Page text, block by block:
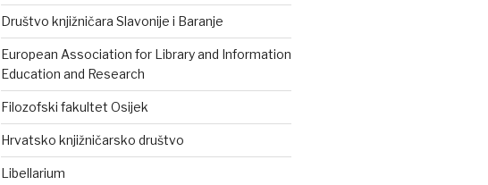
Društvo knjižničara Slavonije i Baranje
European Association for Library and Information
Education and Research
Filozofski fakultet Osijek
Hrvatsko knjižničarsko društvo
Libellarium